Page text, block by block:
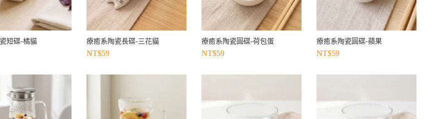
短碟-橘貓 療癒系陶瓷長碟-三花貓
NT$59
療癒系陶瓷圓碟-荷包蛋
NT$59
療癒系陶瓷圓碟-蘋果
NT$59